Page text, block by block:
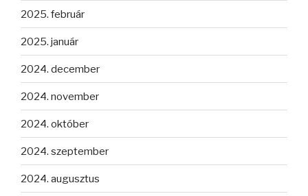
2025. február
2025. január
2024. december
2024. november
2024. október
2024. szeptember
2024. augusztus